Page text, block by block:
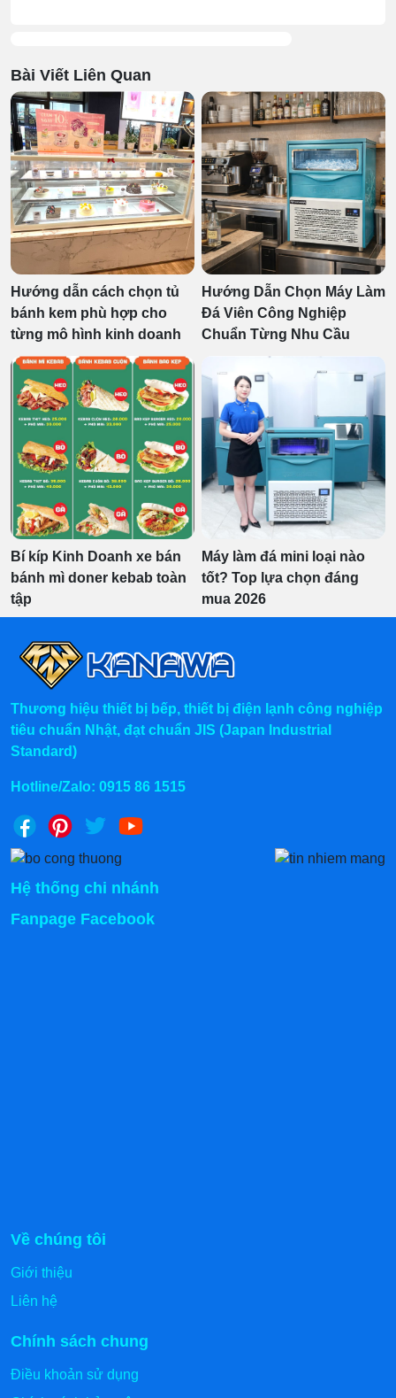
Bài Viết Liên Quan
Hướng dẫn cách chọn tủ
bánh kem phù hợp cho
từng mô hình kinh doanh
Hướng Dẫn Chọn Máy Làm
Đá Viên Công Nghiệp
Chuẩn Từng Nhu Cầu
Bí kíp Kinh Doanh xe bán
bánh mì doner kebab toàn
tập
Máy làm đá mini loại nào
tốt? Top lựa chọn đáng
mua 2026
Thương hiệu thiết bị bếp, thiết bị điện lạnh công nghiệp
tiêu chuẩn Nhật, đạt chuẩn JIS (Japan Industrial
Standard)
Hotline/Zalo: 0915 86 1515
Hệ thống chi nhánh
Fanpage Facebook
Về chúng tôi
Giới thiệu
Liên hệ
Chính sách chung
Điều khoản sử dụng